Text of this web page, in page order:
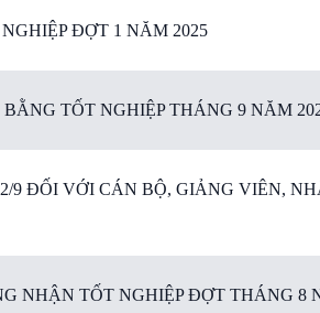
ĐỢT 1 NĂM 2025
TỐT NGHIỆP THÁNG 9 NĂM
9 ĐỐI VỚI CÁN BỘ, GIẢNG VIÊN,
NHẬN TỐT NGHIỆP ĐỢT THÁNG 8